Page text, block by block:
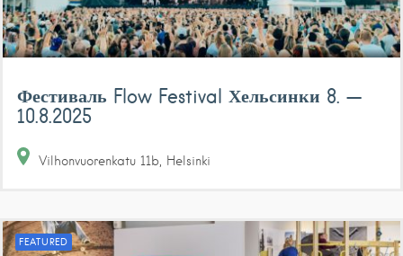
Фестиваль Flow Festival Хельсинки 8. —
10.8.2025
Vilhonvuorenkatu 11b Helsinki
FEATURED